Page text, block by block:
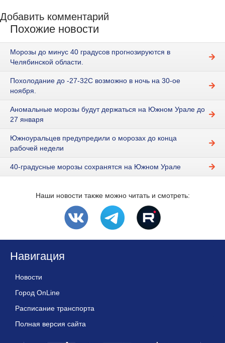
Добавить комментарий
Похожие новости
Морозы до минус 40 градусов прогнозируются в
Челябинской области.
Похолодание до -27-32С возможно в ночь на 30-ое
ноября.
Аномальные морозы будут держаться на Южном Урале до
27 января
Южноуральцев предупредили о морозах до конца
рабочей недели
40-градусные морозы сохранятся на Южном Урале
Наши новости также можно читать и смотреть:
Навигация
Новости
Город OnLine
Расписание транспорта
Полная версия сайта